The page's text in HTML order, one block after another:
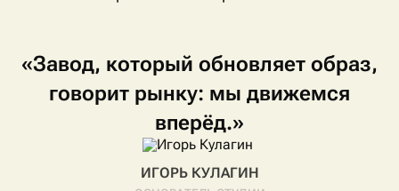
ИГОРЬ КУЛАГИН
«Завод, который обновляет образ,
говорит рынку: мы движемся
вперёд.»